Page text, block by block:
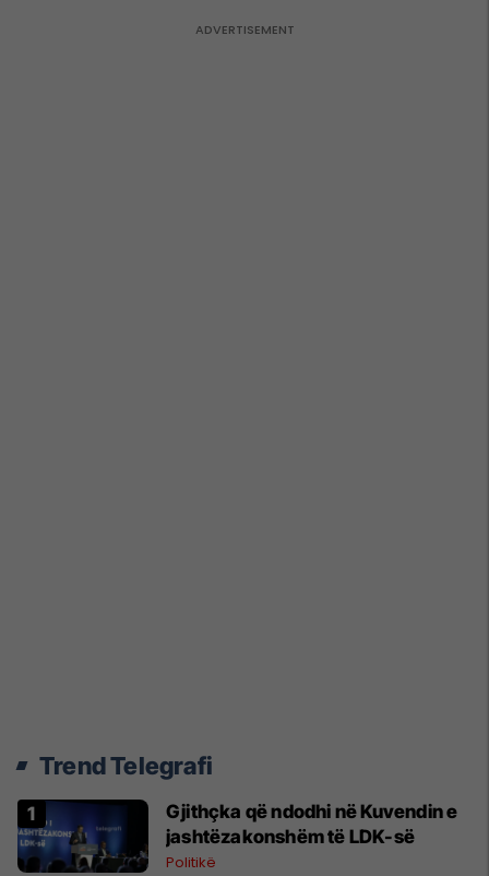
Trend Telegrafi
Gjithçka që ndodhi në Kuvendin e
jashtëzakonshëm të LDK-së
Politikë